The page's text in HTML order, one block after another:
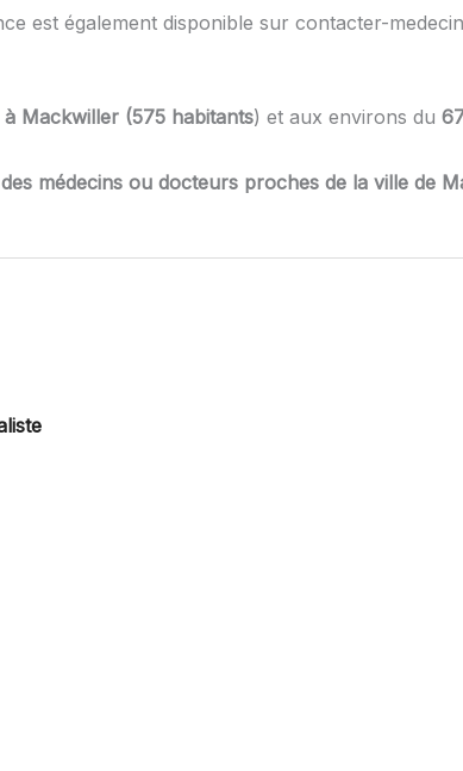
est également disponible sur contacter-
à Mackwiller (575 habitants) et aux environs du
médecins ou docteurs proches de la ville de